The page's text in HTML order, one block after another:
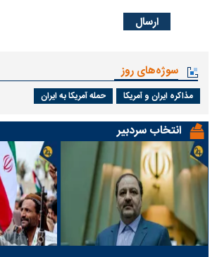
سوژه‌های روز
مذاکره ایران و آمریکا حمله آمریکا به ایران
انتخاب سردبیر